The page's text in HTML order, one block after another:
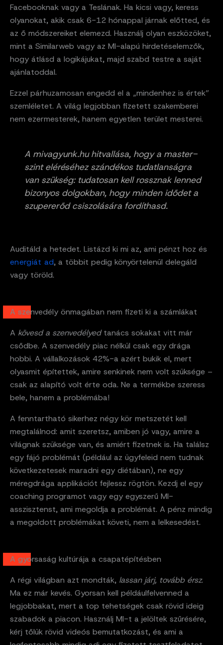
Facebooknak vagy a Teslának. Ha kicsi vagy, keress
olyanokat, akik csak 6-12 hónappal járnak előtted, és
az ő módszereiket elemezd. Használj olyan eszközöket,
mint a Similarweb vagy az MI-alapú hirdetéselemzők,
hogy átlásd a logikájukat, majd szabd testre a saját
ajánlatoddal.
Ezzel párhuzamosan engedd el a „mindenhez is értek”
szemléletet. A világ legjobban fizetett szakemberei
nem ezermesterek, hanem egyetlen terület mesterei.
A mivagyunk.hu hitvallása, hogy a master-
szint eléréséhez szándékos tudatlanságra
van szükség: tudatosan kell rossznak lenned
bizonyos dolgokban, hogy minden idődet a
szupererőd csiszolására fordíthasd.
Auditáld a hetedet. Listázd ki mi az, ami pénzt hoz és
energiát ad, a többit pedig könyörtelenül delegáld
vagy töröld.
A szenvedély önmagában nem fizeti ki a számlákat
A kövesd a szenvedélyedtanács sokakat vitt már
csődbe. A szenvedély piac nélkül csak egy drága
hobbi. A vállalkozások 42%-a azért bukik el, mert
olyasmit építettek, amire senkinek nem volt szüksége –
csak az alapító volt érte oda. Ne a termékbe szeress
bele, hanem a problémába!
A fenntartható sikerhez négy kör metszetét kell
megtalálnod: amit szeretsz, amiben jó vagy, amire a
világnak szüksége van, és amiért fizetnek is. Ha találsz
egy fájó problémát (például az ügyfeleid nem tudnak
következetesek maradni egy diétában), ne egy
méregdrága applikációt fejlessz rögtön. Kezdj el egy
coaching programot vagy egy egyszerű MI-
asszisztenst, ami megoldja a problémát. A pénz mindig
a megoldott problémákat követi, nem a lelkesedést.
A gyorsaság kultúrája a csapatépítésben
A régi világban azt mondták, lassan járj, tovább érsz.
Ma ez már kevés. Gyorsan kell példáulfelvenned a
legjobbakat, mert a top tehetségek csak rövid ideig
szabadok a piacon. Használj MI-t a jelöltek szűrésére,
kérj tőlük rövid videós bemutatkozást, és ami a